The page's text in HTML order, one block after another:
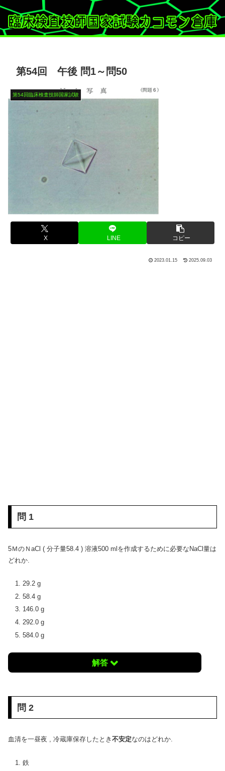
第54回 午後 問1～問50
第54回臨床検査技師国家試験
X LINE コピー
2023.01.15 2025.09.03
問 1
5ＭのＮaCl ( 分子量58.4 ) 溶液500 mlを作成するために必要なNaCl量は
どれか.
29.2 g
58.4 g
146.0 g
292.0 g
584.0 g
解答
問 2
血清を一昼夜 , 冷蔵庫保存したとき 不安定なのはどれか.
鉄